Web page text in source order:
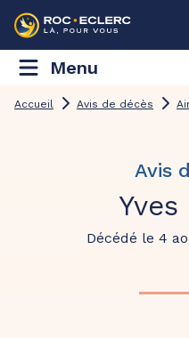
Menu
Accueil Avis de décès
Avis
Yves
Décédé le 4